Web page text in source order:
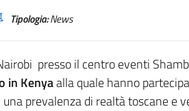
Tipologia:News
presso il centro eventi
in Kenyaalla quale hanno
prevalenza di realtà toscane e